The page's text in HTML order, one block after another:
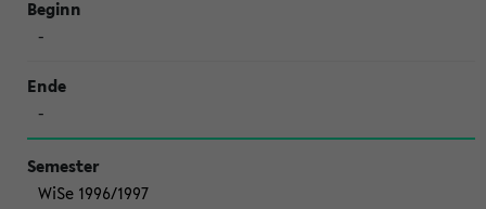
-
-
WiSe 1996/1997